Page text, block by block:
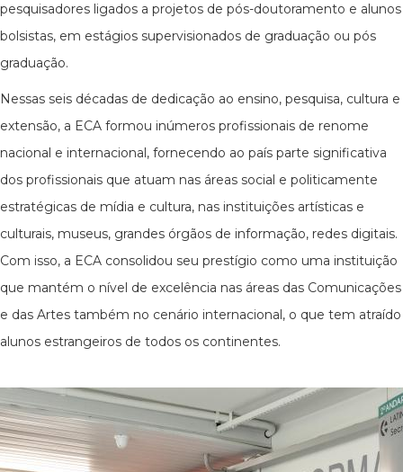
pesquisadores ligados a projetos de pós-doutoramento e alunos
bolsistas, em estágios supervisionados de graduação ou pós
graduação.
Nessas seis décadas de dedicação ao ensino, pesquisa, cultura e
extensão, a ECA formou inúmeros profissionais de renome
nacional e internacional, fornecendo ao país parte significativa
dos profissionais que atuam nas áreas social e politicamente
estratégicas de mídia e cultura, nas instituições artísticas e
culturais, museus, grandes órgãos de informação, redes digitais.
Com isso, a ECA consolidou seu prestígio como uma instituição
que mantém o nível de excelência nas áreas das Comunicações
e das Artes também no cenário internacional, o que tem atraído
alunos estrangeiros de todos os continentes.